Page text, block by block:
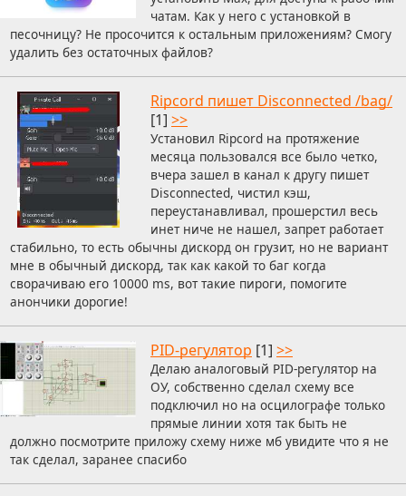
чатам. Как у него с установкой в
песочницу? Не просочится к остальным приложениям? Смогу
удалить без остаточных файлов?
Ripcord пишет Disconnected /bag/
[1] >>
Установил Ripcord на протяжение
месяца пользовался все было четко,
вчера зашел в канал к другу пишет
Disconnected, чистил кэш,
переустанавливал, прошерстил весь
инет ниче не нашел, запрет работает
стабильно, то есть обычны дискорд он грузит, но не вариант
мне в обычный дискорд, так как какой то баг когда
сворачиваю его 10000 ms, вот такие пироги, помогите
анончики дорогие!
PID-регулятор [1] >>
Делаю аналоговый PID-регулятор на
ОУ, собственно сделал схему все
подключил но на осцилографе только
прямые линии хотя так быть не
должно посмотрите приложу схему ниже мб увидите что я не
так сделал, заранее спасибо